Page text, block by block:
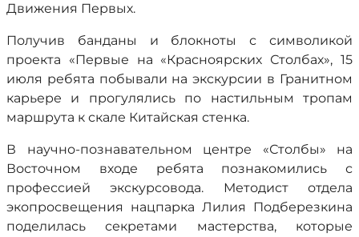
Движения Первых.
Получив банданы и блокноты с символикой
проекта «Первые на «Красноярских Столбах», 15
июля ребята побывали на экскурсии в Гранитном
карьере и прогулялись по настильным тропам
маршрута к скале Китайская стенка.
В научно-познавательном центре «Столбы» на
Восточном входе ребята познакомились с
профессией экскурсовода. Методист отдела
экопросвещения нацпарка Лилия Подберезкина
поделилась секретами мастерства, которые